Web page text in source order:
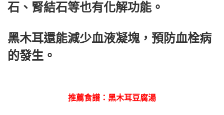
石、腎結石等也有化解功能。
黑木耳還能減少血液凝塊，預防血栓病
的發生。
推薦食譜：黑木耳豆腐湯